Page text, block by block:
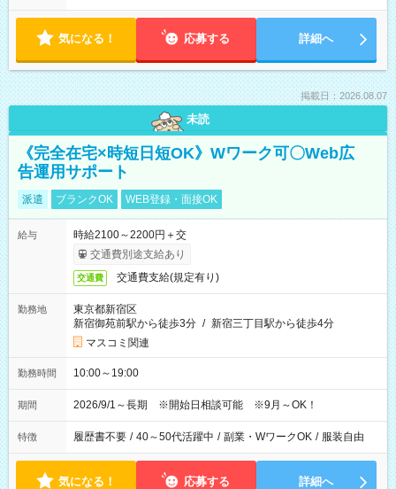
気になる！ 応募する 詳細へ
掲載日：2026.08.07
未読
《完全在宅×時短日短OK》Wワーク可〇Web広
告運用サポート
派遣 ブランクOK WEB登録・面接OK
給与
時給2100～2200円＋交
交通費別途支給あり
交通費 交通費支給(規定有り)
勤務地
東京都新宿区
新宿御苑前駅から徒歩3分 / 新宿三丁目駅から徒歩4分
マスコミ関連
勤務時間 10:00～19:00
期間 2026/9/1～長期 ※開始日相談可能 ※9月～OK！
特徴 履歴書不要 / 40～50代活躍中 / 副業・WワークOK / 服装自由
気になる！ 応募する 詳細へ